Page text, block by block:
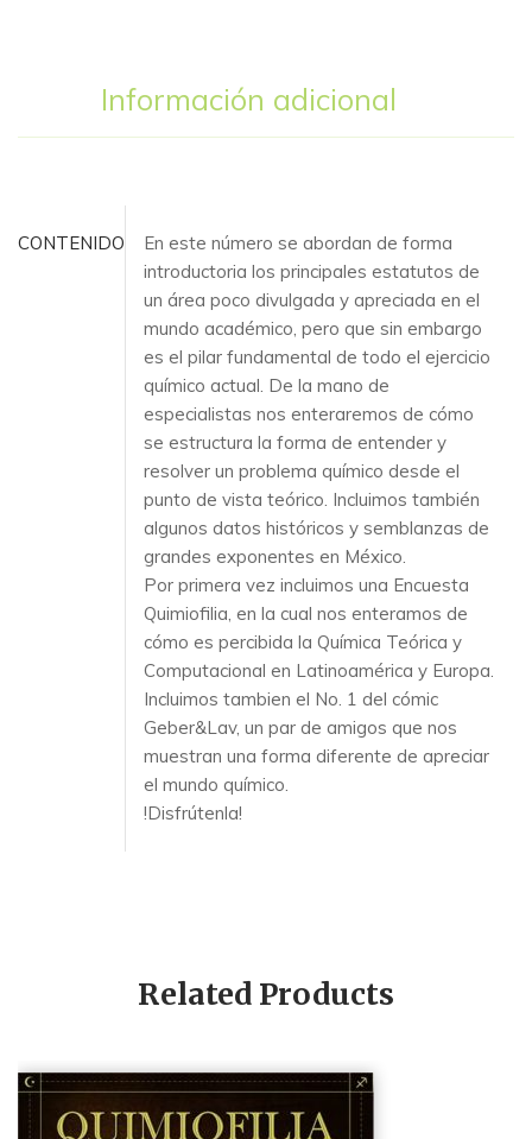
Información adicional
CONTENIDO
En este número se abordan de forma
introductoria los principales estatutos de
un área poco divulgada y apreciada en el
mundo académico, pero que sin embargo
es el pilar fundamental de todo el ejercicio
químico actual. De la mano de
especialistas nos enteraremos de cómo
se estructura la forma de entender y
resolver un problema químico desde el
punto de vista teórico. Incluimos también
algunos datos históricos y semblanzas de
grandes exponentes en México.
Por primera vez incluimos una Encuesta
Quimiofilia, en la cual nos enteramos de
cómo es percibida la Química Teórica y
Computacional en Latinoamérica y Europa.
Incluimos tambien el No. 1 del cómic
Geber&Lav, un par de amigos que nos
muestran una forma diferente de apreciar
el mundo químico.
!Disfrútenla!
Related Products